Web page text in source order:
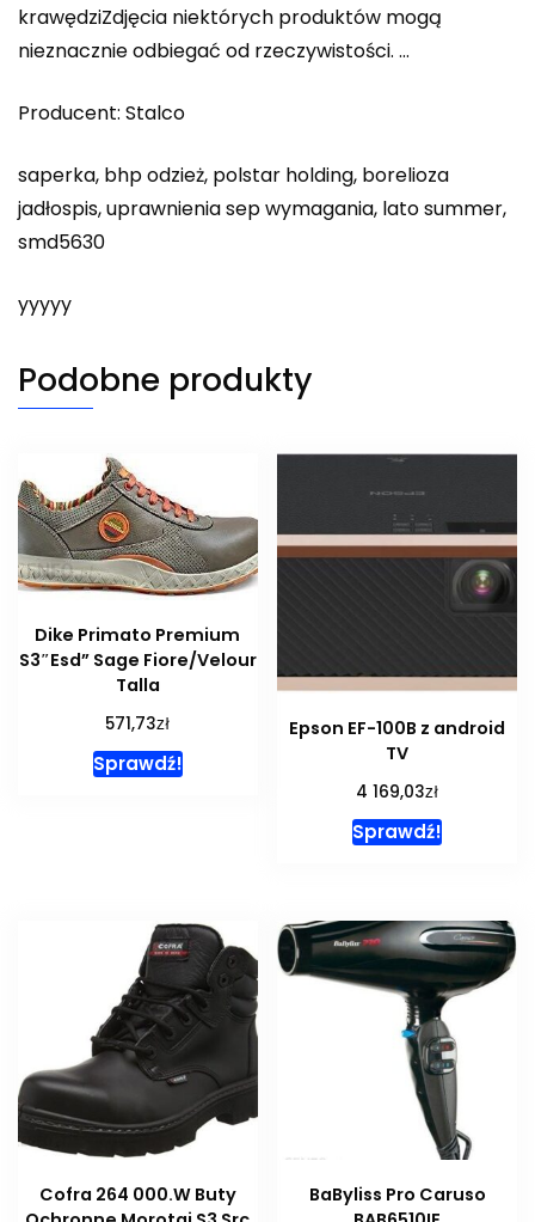
krawędziZdjęcia niektórych produktów mogą
nieznacznie odbiegać od rzeczywistości. …
Producent: Stalco
saperka, bhp odzież, polstar holding, borelioza
jadłospis, uprawnienia sep wymagania, lato summer,
smd5630
yyyyy
Podobne produkty
Dike Primato Premium
S3″Esd” Sage Fiore/Velour
Talla
571,73zł
Sprawdź!
Epson EF-100B z android
TV
4 169,03zł
Sprawdź!
Cofra 264 000.W Buty
BaByliss Pro Caruso